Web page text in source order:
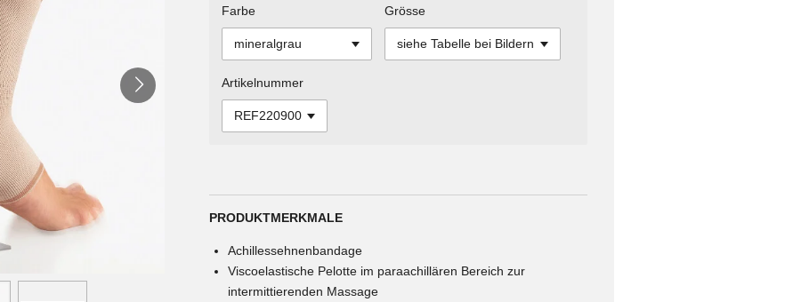
Farbe Grösse
Artikelnummer
PRODUKTMERKMALE
Achillessehnenbandage
Viscoelastische Pelotte im paraachillären Bereich zur
intermittierenden Massage